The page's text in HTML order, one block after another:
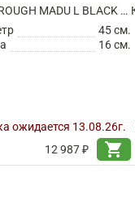
КАШПО ROUGH MADU L BLACK WASHED
45 см.
16 см.
ожидается 13.08.26г.
12 987 ₽
shopping_cart